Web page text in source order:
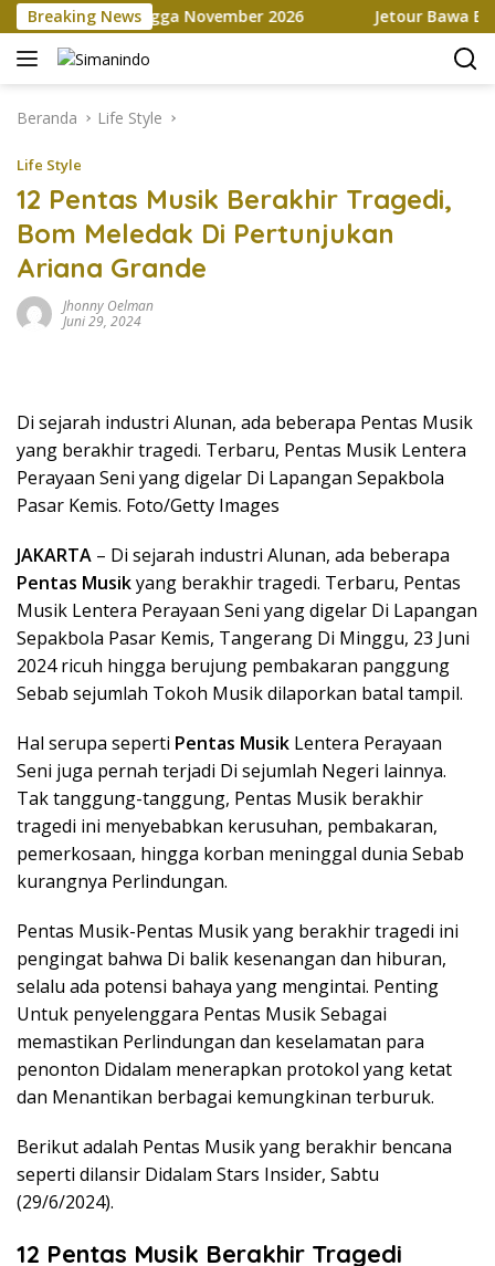
Langsung
ke
konten
Breaking News
hingga November 2026 Jetour Bawa Empat
Beranda Life Style
Life Style
12 Pentas Musik Berakhir Tragedi,
Bom Meledak Di Pertunjukan
Ariana Grande
Jhonny Oelman
Juni 29, 2024
Di sejarah industri Alunan, ada beberapa Pentas Musik
yang berakhir tragedi. Terbaru, Pentas Musik Lentera
Perayaan Seni yang digelar Di Lapangan Sepakbola
Pasar Kemis. Foto/Getty Images
JAKARTA – Di sejarah industri Alunan, ada beberapa
Pentas Musikyang berakhir tragedi. Terbaru, Pentas
Musik Lentera Perayaan Seni yang digelar Di Lapangan
Sepakbola Pasar Kemis, Tangerang Di Minggu, 23 Juni
2024 ricuh hingga berujung pembakaran panggung
Sebab sejumlah Tokoh Musik dilaporkan batal tampil.
Hal serupa seperti Pentas Musik Lentera Perayaan
Seni juga pernah terjadi Di sejumlah Negeri lainnya.
Tak tanggung-tanggung, Pentas Musik berakhir
tragedi ini menyebabkan kerusuhan, pembakaran,
pemerkosaan, hingga korban meninggal dunia Sebab
kurangnya Perlindungan.
Pentas Musik-Pentas Musik yang berakhir tragedi ini
pengingat bahwa Di balik kesenangan dan hiburan,
selalu ada potensi bahaya yang mengintai. Penting
Untuk penyelenggara Pentas Musik Sebagai
memastikan Perlindungan dan keselamatan para
penonton Didalam menerapkan protokol yang ketat
dan Menantikan berbagai kemungkinan terburuk.
Berikut adalah Pentas Musik yang berakhir bencana
seperti dilansir Didalam Stars Insider, Sabtu
(29/6/2024).
12 Pentas Musik Berakhir Tragedi